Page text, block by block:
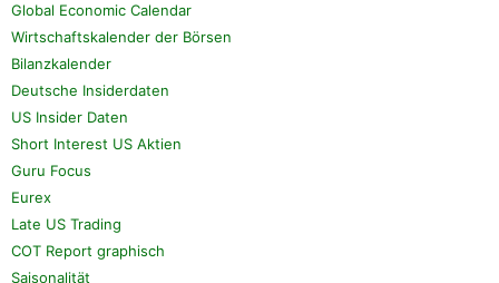
Global Economic Calendar
Wirtschaftskalender der Börsen
Bilanzkalender
Deutsche Insiderdaten
US Insider Daten
Short Interest US Aktien
Guru Focus
Eurex
Late US Trading
COT Report graphisch
Saisonalität